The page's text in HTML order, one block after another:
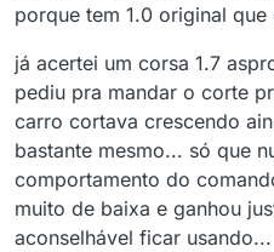
porque tem 1.0 original
já acertei um corsa 1.7
pediu pra mandar o corte
carro cortava crescendo
bastante mesmo... só que
comportamento do
muito de baixa e ganhou
aconselhável ficar usando...